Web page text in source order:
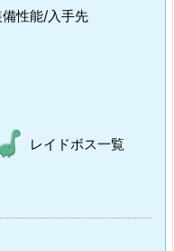
備性能/入手先
レイドボス一覧